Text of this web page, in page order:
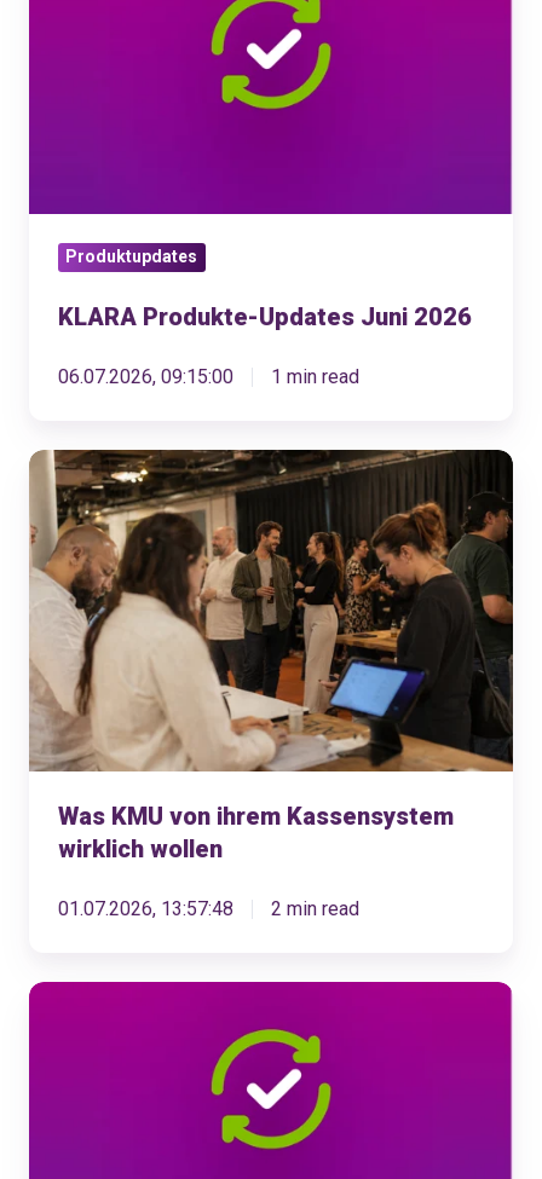
Produktupdates
KLARA Produkte-Updates Juni 2026
06.07.2026, 09:15:00 1 min read
Was
KMU
von
ihrem
Kassensystem
wirklich
wollen
Was KMU von ihrem Kassensystem
wirklich wollen
01.07.2026, 13:57:48 2 min read
KLARA